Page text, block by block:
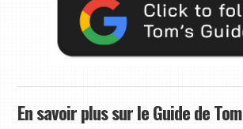
En savoir plus sur le Guide de Tom